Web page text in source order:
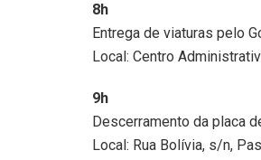
8h
Entrega de viaturas pelo
Local: Centro
9h
Descerramento da placa
Local: Rua Bolívia, s/n,